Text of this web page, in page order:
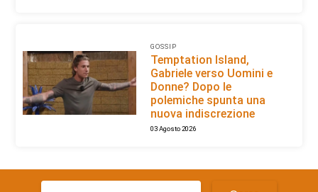
GOSSIP
Temptation Island,
Gabriele verso Uomini e
Donne? Dopo le
polemiche spunta una
nuova indiscrezione
03 Agosto 2026